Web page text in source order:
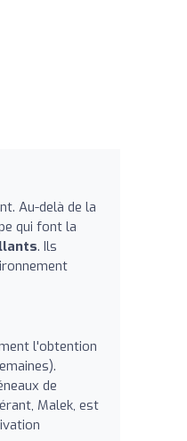
Au-delà de la
qui font la
. Ils
l'obtention
de
Malek, est